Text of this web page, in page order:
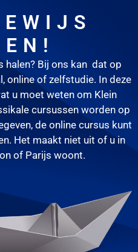
halen? Bij ons kan dat op
online of zelfstudie. In deze
u moet weten om Klein
cursussen worden op
de online cursus kunt
Het maakt niet uit of u in
of Parijs woont.